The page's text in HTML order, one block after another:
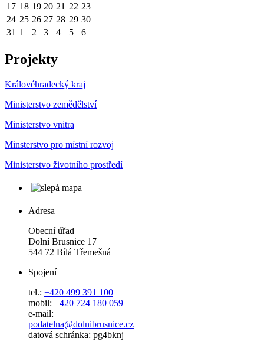
17 18 19 20 21 22 23
24 25 26 27 28 29 30
31 1 2 3 4 5 6
Projekty
Královéhradecký kraj
Ministerstvo zemědělství
Ministerstvo vnitra
Minsterstvo pro místní rozvoj
Ministerstvo životního prostředí
Adresa
Obecní úřad
Dolní Brusnice 17
544 72 Bílá Třemešná
Spojení
tel.: +420 499 391 100
mobil: +420 724 180 059
e-mail:
podatelna@dolnibrusnice.cz
datová schránka: pg4bknj